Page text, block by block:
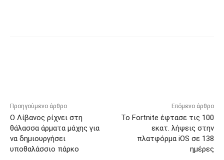
Προηγούμενο άρθρο
Ο Λίβανος ρίχνει στη
θάλασσα άρματα μάχης για
να δημιουργήσει
υποθαλάσσιο πάρκο
Επόμενο άρθρο
Το Fortnite έφτασε τις 100
εκατ. λήψεις στην
πλατφόρμα iOS σε 138
ημέρες